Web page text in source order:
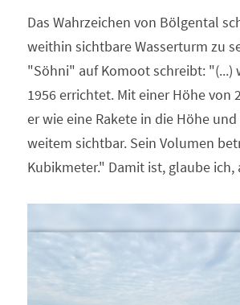
Das Wahrzeichen von Bölgental
weithin sichtbare Wasserturm zu
"Söhni" auf Komoot schreibt: "(...)
1956 errichtet. Mit einer Höhe von
er wie eine Rakete in die Höhe
weitem sichtbar. Sein Volumen
Kubikmeter." Damit ist, glaube ich,